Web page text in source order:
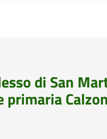
di San
primaria